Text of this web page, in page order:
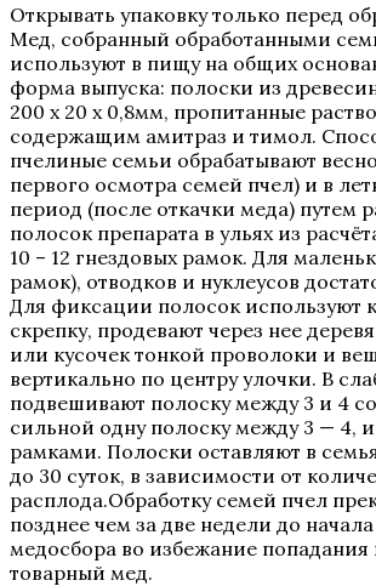
Открывать упаковку только перед
Мед, собранный обработанными
используют в пищу на общих
форма выпуска: полоски из
200 х 20 х 0,8мм, пропитанные
содержащим амитраз и тимол.
пчелиные семьи обрабатывают
первого осмотра семей пчел) и в
период (после откачки меда) путем
полосок препарата в ульях из
10 – 12 гнездовых рамок. Для
рамок), отводков и нуклеусов
Для фиксации полосок используют
скрепку, продевают через нее
или кусочек тонкой проволоки и
вертикально по центру улочки. В
подвешивают полоску между 3 и 4
сильной одну полоску между 3 — 4,
рамками. Полоски оставляют в
до 30 суток, в зависимости от
расплода.Обработку семей пчел
позднее чем за две недели до
медосбора во избежание попадания
товарный мед.